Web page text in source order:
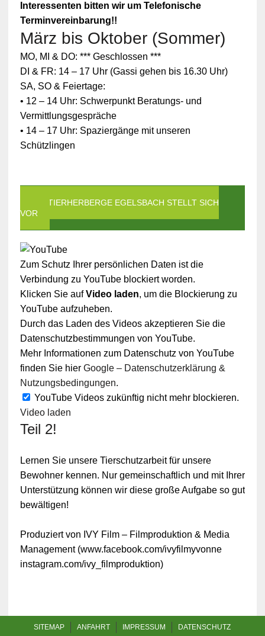
Interessenten bitten wir um Telefonische
Terminvereinbarung!!
März bis Oktober (Sommer)
MO, MI & DO: *** Geschlossen ***
DI & FR: 14 – 17 Uhr (Gassi gehen bis 16.30 Uhr)
SA, SO & Feiertage:
• 12 – 14 Uhr: Schwerpunkt Beratungs- und
Vermittlungsgespräche
• 14 – 17 Uhr: Spaziergänge mit unseren
Schützlingen
DIE TIERHERBERGE EGELSBACH STELLT SICH
VOR
Zum Schutz Ihrer persönlichen Daten ist die
Verbindung zu YouTube blockiert worden.
Klicken Sie aufVideo laden, um die Blockierung zu
YouTube aufzuheben.
Durch das Laden des Videos akzeptieren Sie die
Datenschutzbestimmungen von YouTube.
Mehr Informationen zum Datenschutz von YouTube
finden Sie hier Google – Datenschutzerklärung &
Nutzungsbedingungen.
YouTube Videos zukünftig nicht mehr blockieren.
Video laden
Teil 2!
Lernen Sie unsere Tierschutzarbeit für unsere
Bewohner kennen. Nur gemeinschaftlich und mit Ihrer
Unterstützung können wir diese große Aufgabe so gut
bewältigen!
Produziert von IVY Film – Filmproduktion & Media
Management (www.facebook.com/ivyfilmyvonne
instagram.com/ivy_filmproduktion)
SITEMAP ANFAHRT IMPRESSUM DATENSCHUTZ